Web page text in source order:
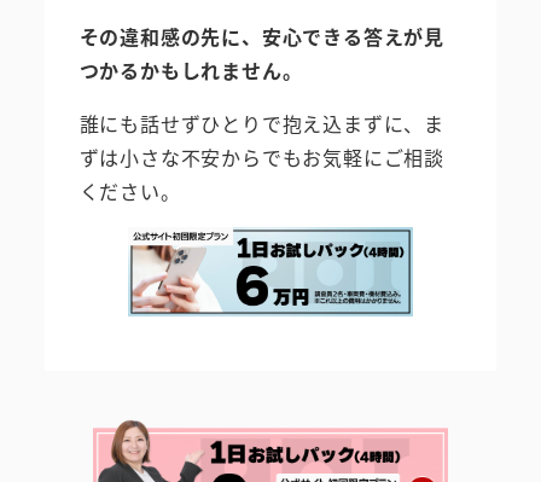
その違和感の先に、安心できる答えが見
つかるかもしれません。
誰にも話せずひとりで抱え込まずに、ま
ずは小さな不安からでもお気軽にご相談
ください。